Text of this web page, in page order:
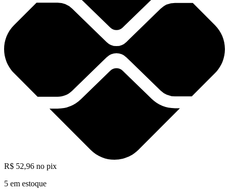
R$ 52,96 no pix
5 em estoque